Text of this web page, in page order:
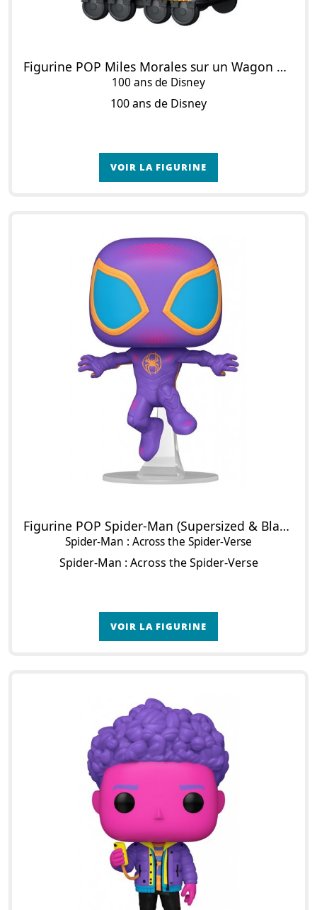
Figurine POP Miles Morales sur un Wagon de Métro
100 ans de Disney
100 ans de Disney
VOIR LA FIGURINE
Figurine POP Spider-Man (Supersized & Black Light)
Spider-Man : Across the Spider-Verse
Spider-Man : Across the Spider-Verse
VOIR LA FIGURINE